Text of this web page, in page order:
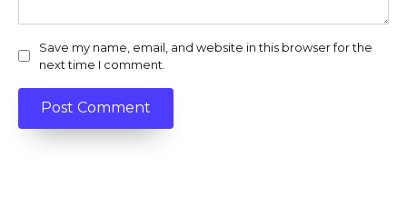
Save my name, email, and website in this browser for the
next time I comment.